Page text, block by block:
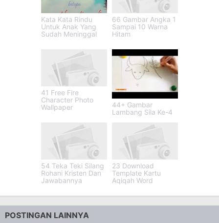
Kata Kata Rindu
Untuk Anak Yang
Sudah Meninggal
66 Gambar Angka 1
Sampai 10 Warna
Hitam
41 Free Fire
Character Photo
Wallpaper
44+ Gambar
Lambang Sila Ke-4
54 Teka Teki Silang
Rohani Kristen Dan
Jawabannya
23 Download
Template Kartu
Aqiqah Word
POSTINGAN LAINNYA